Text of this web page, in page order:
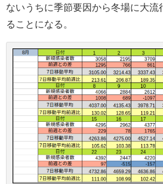
ないうちに季節要因から冬場に大
ることになる。